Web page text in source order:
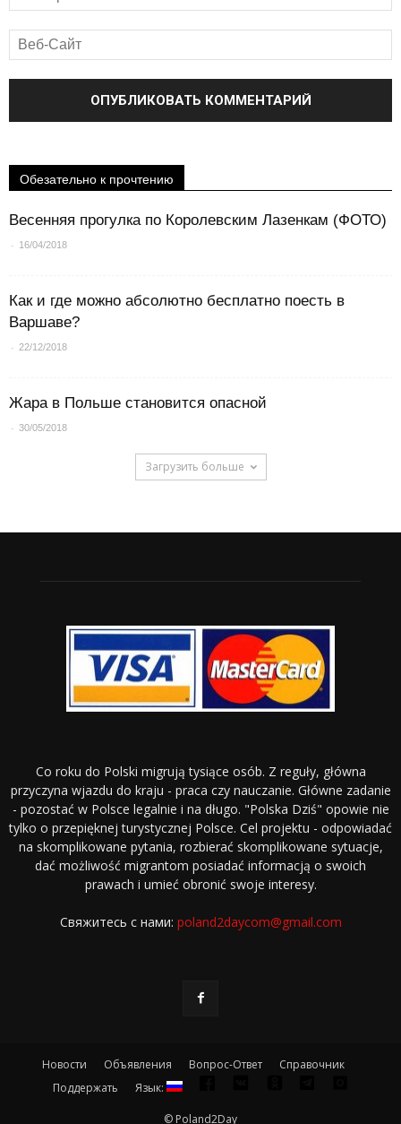
Обезательно к прочтению
Весенняя прогулка по Королевским Лазенкам (ФОТО)
- 16/04/2018
Как и где можно абсолютно бесплатно поесть в
Варшаве?
- 22/12/2018
Жара в Польше становится опасной
- 30/05/2018
Загрузить больше
Co roku do Polski migrują tysiące osób. Z reguły, główna
przyczyna wjazdu do kraju - praca czy nauczanie. Główne zadanie
- pozostać w Polsce legalnie i na długo. "Polska Dziś" opowie nie
tylko o przepięknej turystycznej Polsce. Cel projektu - odpowiadać
na skomplikowane pytania, rozbierać skomplikowane sytuacje,
dać możliwość migrantom posiadać informacją o swoich
prawach i umieć obronić swoje interesy.
Свяжитесь с нами: poland2daycom@gmail.com
Новости Объявления Вопрос-Ответ
Справочник
Поддержать
Язык:
© Poland2Day